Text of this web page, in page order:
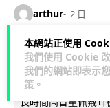
本網站正使用
我們使用 Cookie
我們的網站即表示
策 。
arthur 2 日
AirPods 用
耳機用戶謹
長時間高音量佩戴